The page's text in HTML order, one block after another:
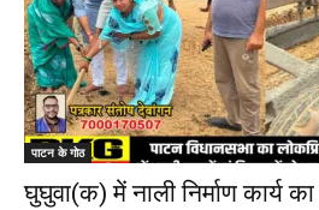
पाटन के गोठ
घुघुवा(क) में नाली निर्माण कार्य